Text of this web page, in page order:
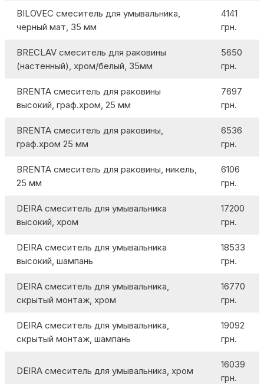
BILOVEC смеситель для умывальника,
черный мат, 35 мм
4141
грн.
BRECLAV cмеситель для раковины
(настенный), хром/белый, 35мм
5650
грн.
BRENTA смеситель для раковины
высокий, граф.хром, 25 мм
7697
грн.
BRENTA смеситель для раковины,
граф.хром 25 мм
6536
грн.
BRENTA смеситель для раковины, никель,
25 мм
6106
грн.
DEIRA смеситель для умывальника
высокий, хром
17200
грн.
DEIRA смеситель для умывальника
высокий, шампань
18533
грн.
DEIRA смеситель для умывальника,
скрытый монтаж, хром
16770
грн.
DEIRA смеситель для умывальника,
скрытый монтаж, шампань
19092
грн.
DEIRA смеситель для умывальника, хром
16039
грн.